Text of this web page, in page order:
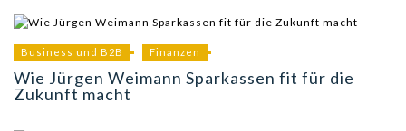
Business und B2B Finanzen
Wie Jürgen Weimann Sparkassen fit für die
Zukunft macht